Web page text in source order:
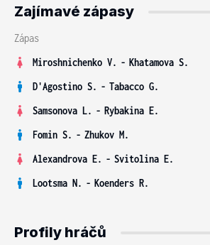
Zajímavé zápasy
Zápas
Miroshnichenko V. - Khatamova S.
D'Agostino S. - Tabacco G.
Samsonova L. - Rybakina E.
Fomin S. - Zhukov M.
Alexandrova E. - Svitolina E.
Lootsma N. - Koenders R.
Profily hráčů